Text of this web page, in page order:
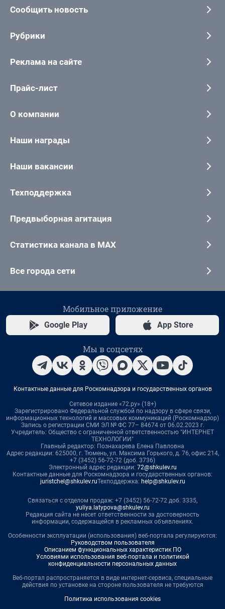
Сообщить новость
Рубрики
Реклама на сайте
Прайс-лист
О компании
Наши награды
Наши вакансии
Техподдержка
Предвыборная агитация
Статистика канала в MAX
Все города сети
Мобильное приложение
Google Play App Store
Мы в соцсетях
Контактные данные для Роскомнадзора и государственных органов
Сетевое издание «72.ру» (18+)
Зарегистрировано Федеральной службой по надзору в сфере связи,
информационных технологий и массовых коммуникаций (Роскомнадзор)
Запись о регистрации СМИ ЭЛ № ФС 77– 84674 от 06.02.2023 г.
Учредитель: Общество с ограниченной ответственностью "ИНТЕРНЕТ
ТЕХНОЛОГИИ"
Главный редактор: Познахарева Елена Павловна
Адрес редакции: 625000, г. Тюмень, ул. Максима Горького, д. 76, офис 214,
+7 (3452) 56-72-72 (доб. 3736)
Электронный адрес редакции: 72@shkulev.ru
Контактные данные для Роскомнадзора и государственных органов:
juristchel@shkulev.ruТехподдержка: help@shkulev.ru
Связаться с отделом продаж: +7 (3452) 56-72-72 доб. 3335,
yuliya.latypova@shkulev.ru
Редакция сайта не несет ответственности за достоверность
информации, содержащейся в рекламных объявлениях.
Особенности эксплуатации (использования) веб-портала регулируются:
Руководством пользователя
Описанием функциональных характеристик ПО
Условиями использования веб-портала и политикой
конфиденциальности персональных данных
Веб-портал распространяется в виде интернет-сервиса, специальные
действия по установке на стороне пользователя не требуются
Политика использования cookies